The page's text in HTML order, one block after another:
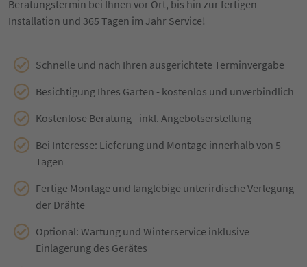
Beratungstermin bei Ihnen vor Ort, bis hin zur fertigen
Installation und 365 Tagen im Jahr Service!
Schnelle und nach Ihren ausgerichtete Terminvergabe
Besichtigung Ihres Garten - kostenlos und unverbindlich
Kostenlose Beratung - inkl. Angebotserstellung
Bei Interesse: Lieferung und Montage innerhalb von 5
Tagen
Fertige Montage und langlebige unterirdische Verlegung
der Drähte
Optional: Wartung und Winterservice inklusive
Einlagerung des Gerätes